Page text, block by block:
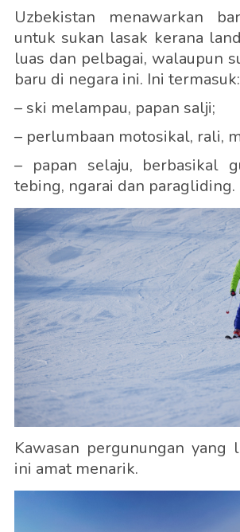
Uzbekistan menawarkan
untuk sukan lasak kerana
luas dan pelbagai, walaupun
baru di negara ini. Ini termasuk:
– ski melampau, papan salji;
– perlumbaan motosikal, rali,
– papan selaju, berbasikal
tebing, ngarai dan paragliding.
Kawasan pergunungan yang
ini amat menarik.